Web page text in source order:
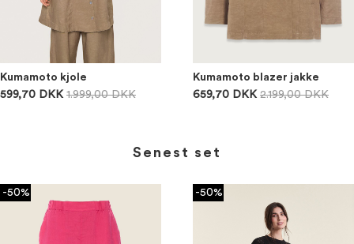
Kumamoto kjole
599,70 DKK 1.999,00 DKK
Kumamoto blazer jakke
659,70 DKK 2.199,00 DKK
Senest set
-50% -50%